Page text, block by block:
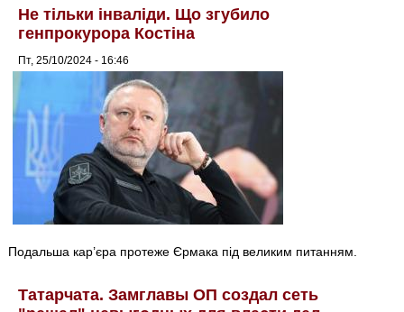
Не тільки інваліди. Що згубило
генпрокурора Костіна
Пт, 25/10/2024 - 16:46
Подальша кар’єра протеже Єрмака під великим питанням.
Татарчата. Замглавы ОП создал сеть